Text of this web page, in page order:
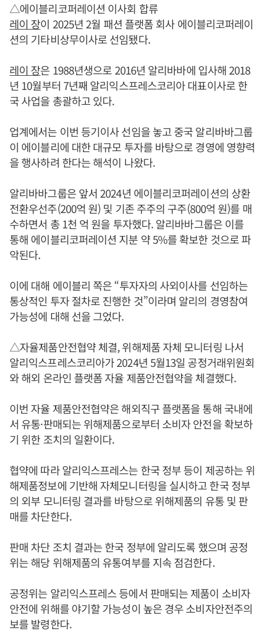
△에이블리코퍼레이션 이사회 합류
레이 장이 2025년 2월 패션 플랫폼 회사 에이블리코퍼레이
션의 기타비상무이사로 선임됐다.
레이 장은 1988년생으로 2016년 알리바바에 입사해 2018
년 10월부터 7년째 알리익스프레스코리아 대표이사로 한
국 사업을 총괄하고 있다.
업계에서는 이번 등기이사 선임을 놓고 중국 알리바바그룹
이 에이블리에 대한 대규모 투자를 바탕으로 경영에 영향력
을 행사하려 한다는 해석이 나왔다.
알리바바그룹은 앞서 2024년 에이블리코퍼레이션의 상환
전환우선주(200억 원) 및 기존 주주의 구주(800억 원)를 매
수하면서 총 1천 억 원을 투자했다. 알리바바그룹은 이를
통해 에이블리코퍼레이션 지분 약 5%를 확보한 것으로 파
악된다.
이에 대해 에이블리 쪽은 “투자자의 사외이사를 선임하는
통상적인 투자 절차로 진행한 것”이라며 알리의 경영참여
가능성에 대해 선을 그었다.
△자율제품안전협약 체결, 위해제품 자체 모니터링 나서
알리익스프레스코리아가 2024년 5월13일 공정거래위원회
와 해외 온라인 플랫폼 자율 제품안전협약을 체결했다.
이번 자율 제품안전협약은 해외직구 플랫폼을 통해 국내에
서 유통·판매되는 위해제품으로부터 소비자 안전을 확보하
기 위한 조치의 일환이다.
협약에 따라 알리익스프레스는 한국 정부 등이 제공하는 위
해제품정보에 기반해 자체모니터링을 실시하고 한국 정부
의 외부 모니터링 결과를 바탕으로 위해제품의 유통 및 판
매를 차단한다.
판매 차단 조치 결과는 한국 정부에 알리도록 했으며 공정
위는 해당 위해제품의 유통여부를 지속 점검한다.
공정위는 알리익스프레스 등에서 판매되는 제품이 소비자
안전에 위해를 야기할 가능성이 높은 경우 소비자안전주의
보를 발령한다.